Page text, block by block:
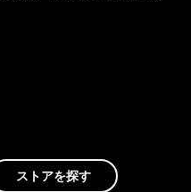
ストアを探す